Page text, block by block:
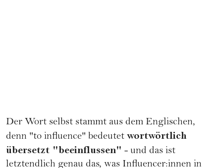
Der Wort selbst stammt aus dem Englischen,
denn "to influence" bedeutet wortwörtlich
übersetzt "beeinflussen" - und das ist
letztendlich genau das, was Influencer:innen in